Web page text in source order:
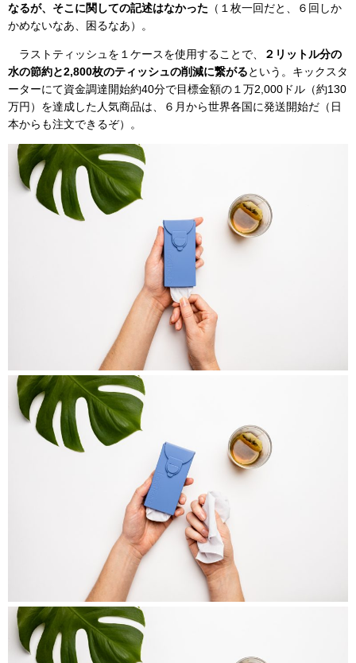
なるが、そこに関しての記述はなかった （１枚一回だと、６回しか
かめないなあ、困るなあ）。
ラストティッシュを１ケースを使用することで、
２リットル分の
水の節約と2,800枚のティッシュの削減に繋がるという。キックスタ
ーターにて資金調達開始約40分で目標金額の１万2,000ドル（約130
万円）を達成した人気商品は、６月から世界各国に発送開始だ（日
本からも注文できるぞ）。